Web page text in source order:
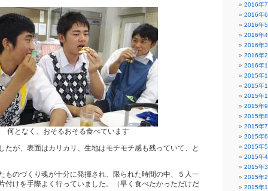
何となく、おそるおそる食べています
たが、表面はカリカリ、生地はモチモチ感も残っていて、と
ものづくり魂が十分に発揮され、限られた時間の中、５人一
付けを手際よく行っていました。（早く食べたかっただけだ
2016年7
2016年6
2016年5
2016年4
2016年3
2016年2
2016年1
2015年
2015年
2015年
2015年9
2015年8
2015年7
2015年6
2015年5
2015年4
2015年3
2015年2
2015年1